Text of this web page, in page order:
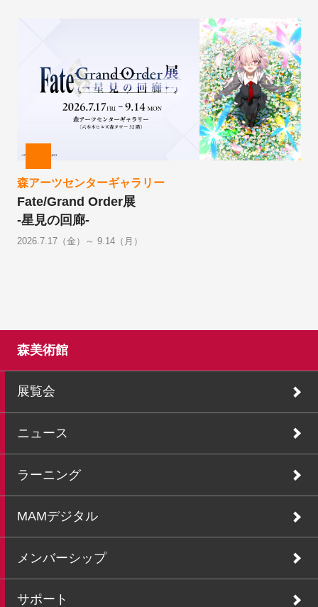
森アーツセンターギャラリー
Fate/Grand Order展
-星見の回廊-
2026.7.17（金）～ 9.14（月）
森美術館
展覧会
ニュース
ラーニング
MAMデジタル
メンバーシップ
サポート